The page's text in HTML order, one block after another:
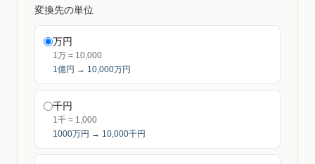
変換先の単位
万円
1万 = 10,000
1億円 → 10,000万円
千円
1千 = 1,000
1000万円 → 10,000千円